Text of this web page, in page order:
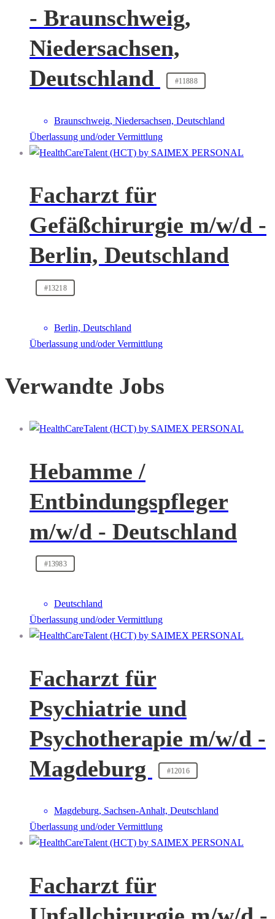
- Braunschweig,
Niedersachsen,
Deutschland
#11888
Braunschweig, Niedersachsen, Deutschland
Überlassung und/oder Vermittlung
Facharzt für
Gefäßchirurgie m/w/d -
Berlin, Deutschland
#13218
Berlin, Deutschland
Überlassung und/oder Vermittlung
Verwandte Jobs
Hebamme /
Entbindungspfleger
m/w/d - Deutschland
#13983
Deutschland
Überlassung und/oder Vermittlung
Facharzt für
Psychiatrie und
Psychotherapie m/w/d -
Magdeburg
#12016
Magdeburg, Sachsen-Anhalt, Deutschland
Überlassung und/oder Vermittlung
Facharzt für